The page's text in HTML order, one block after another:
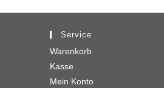
Service
Warenkorb
Kasse
Mein Konto